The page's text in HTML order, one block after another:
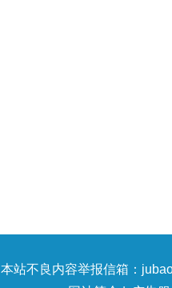
本站不良内容举报信箱：